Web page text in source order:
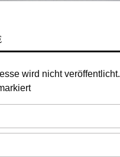
wird nicht veröffentlicht.